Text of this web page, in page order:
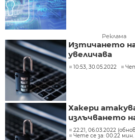
Реклама
Изтичането
увеличава
10:53, 30.05.2022
Хакери
излъчването
22:21, 06.03.2022
Чете се за: 00:22 мин.